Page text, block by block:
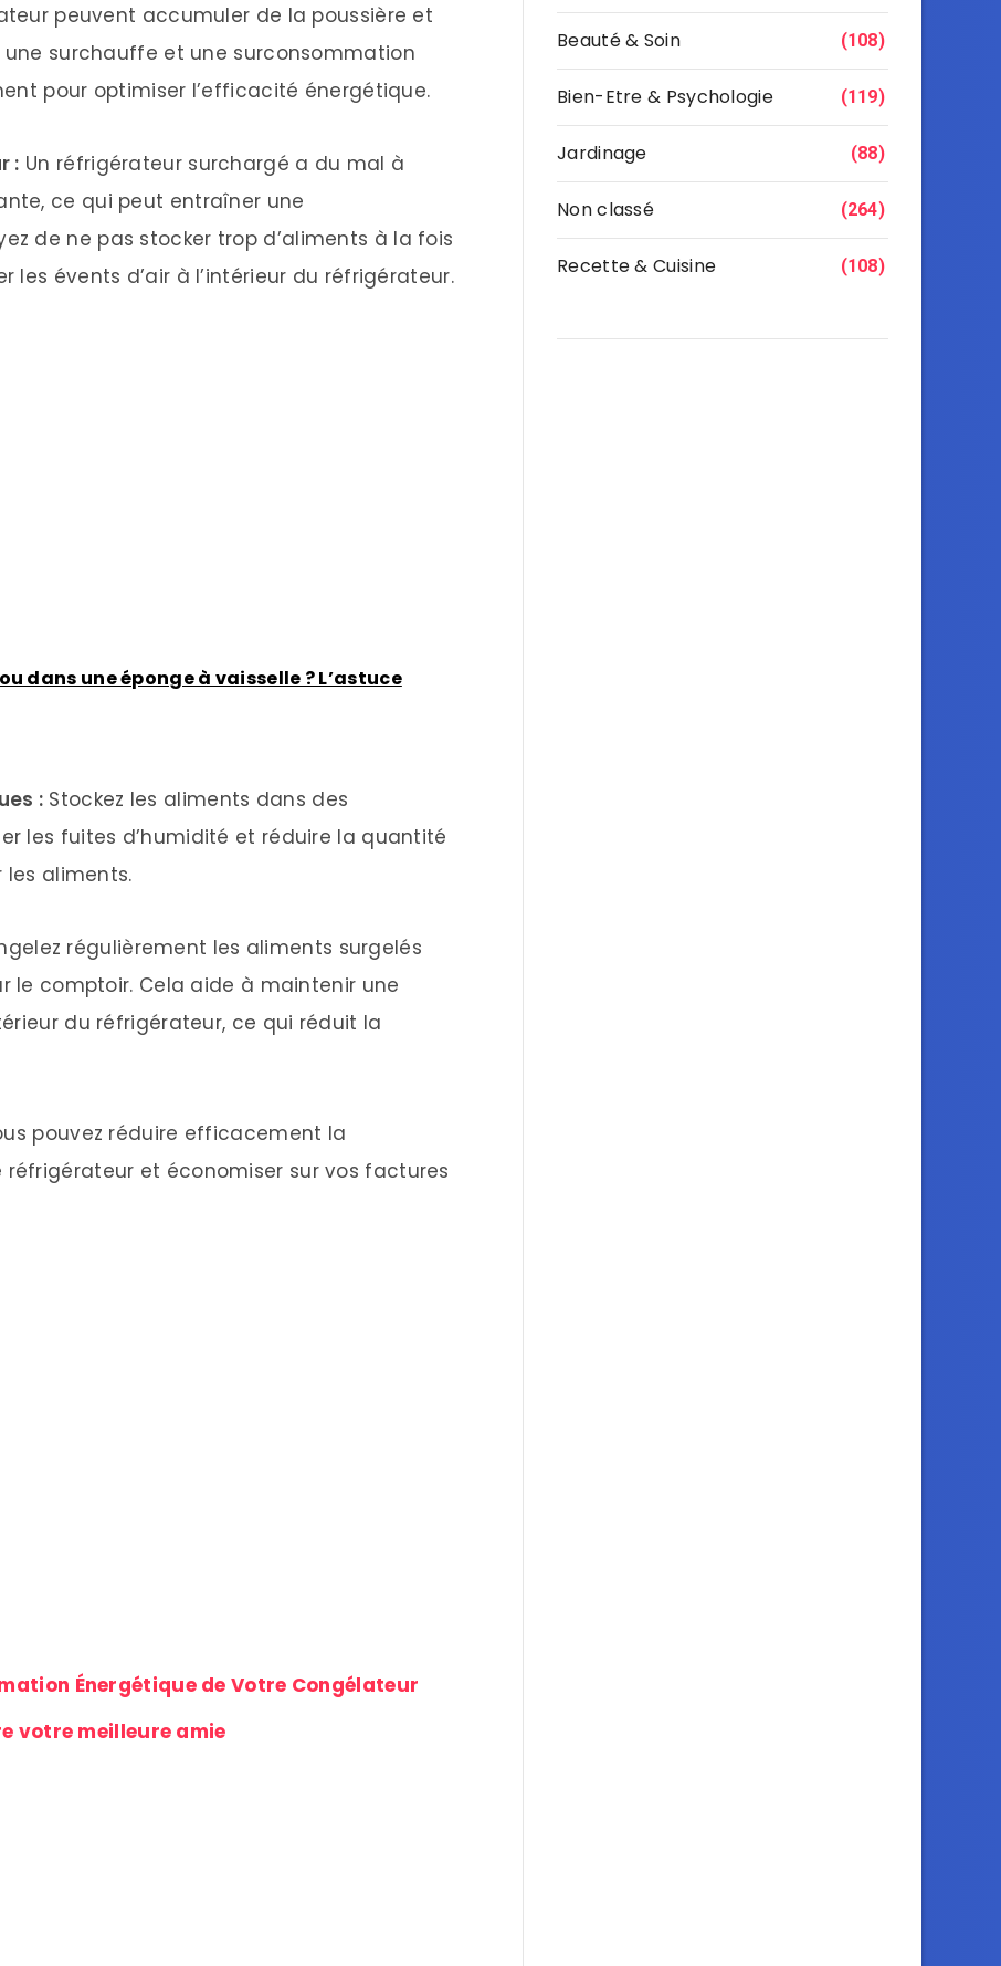
peuvent accumuler de la poussière et
surchauffe et une surconsommation
pour optimiser l’efficacité énergétique.
: Un réfrigérateur surchargé a du mal à
ce qui peut entraîner une
de ne pas stocker trop d’aliments à la fois
les évents d’air à l’intérieur du réfrigérateur.
dans une éponge à vaisselle ? L’astuce
: Stockez les aliments dans des
les fuites d’humidité et réduire la quantité
les aliments.
régulièrement les aliments surgelés
le comptoir. Cela aide à maintenir une
du réfrigérateur, ce qui réduit la
pouvez réduire efficacement la
et économiser sur vos factures
Énergétique de Votre Congélateur
votre meilleure amie
Beauté & Soin (108)
Bien-Etre & Psychologie (119)
Jardinage (88)
Non classé (264)
Recette & Cuisine (108)